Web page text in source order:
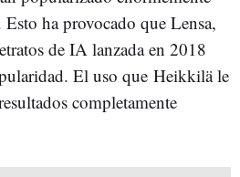
ha provocado que Lensa,
de IA lanzada en 2018
El uso que Heikkilä le
completamente